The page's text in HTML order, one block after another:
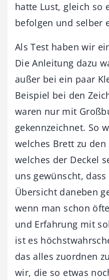
hatte Lust, gleich so
befolgen und selber
Als Test haben wir
Die Anleitung dazu
außer bei ein paar
Beispiel bei den
waren nur mit
gekennzeichnet. So
welches Brett zu
welches der Deckel
uns gewünscht,
Übersicht daneben
wenn man schon
und Erfahrung mit
ist es
das alles zuordnen
wir, die so etwas